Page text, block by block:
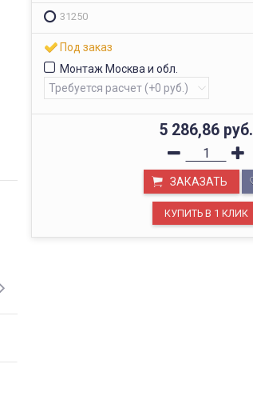
31250
Под заказ
Монтаж Москва и обл.
5 286,86 руб.
ЗАКАЗАТЬ
ОФИС В МОСКВЕ